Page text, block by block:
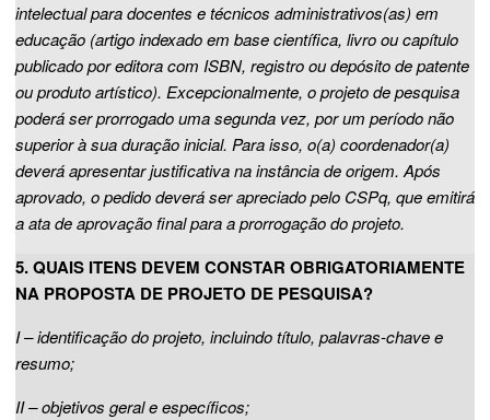
intelectual para docentes e técnicos administrativos(as) em
educação (artigo indexado em base científica, livro ou capítulo
publicado por editora com ISBN, registro ou depósito de patente
ou produto artístico). Excepcionalmente, o projeto de pesquisa
poderá ser prorrogado uma segunda vez, por um período não
superior à sua duração inicial. Para isso, o(a) coordenador(a)
deverá apresentar justificativa na instância de origem. Após
aprovado, o pedido deverá ser apreciado pelo CSPq, que emitirá
a ata de aprovação final para a prorrogação do projeto.
5. QUAIS ITENS DEVEM CONSTAR OBRIGATORIAMENTE
NA PROPOSTA DE PROJETO DE PESQUISA?
I – identificação do projeto, incluindo título, palavras-chave e
resumo;
II – objetivos geral e específicos;